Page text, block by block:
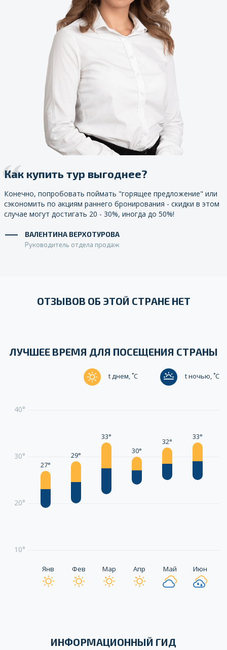
Как купить тур выгоднее?
Конечно, попробовать поймать "горящее предложение" или
сэкономить по акциям раннего бронирования - скидки в этом
случае могут достигать 20 - 30%, иногда до 50%!
ВАЛЕНТИНА ВЕРХОТУРОВА
Руководитель отдела продаж
ОТЗЫВОВ ОБ ЭТОЙ СТРАНЕ НЕТ
ЛУЧШЕЕ ВРЕМЯ ДЛЯ ПОСЕЩЕНИЯ СТРАНЫ
t днем, ˚C t ночью, ˚C
40°
30°
20°
10°
27°
Янв
29°
Фев
33°
Мар
30°
Апр
32°
Май
33°
Июн
ИНФОРМАЦИОННЫЙ ГИД